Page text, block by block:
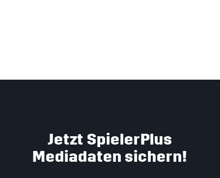
Jetzt SpielerPlus
Mediadaten sichern!